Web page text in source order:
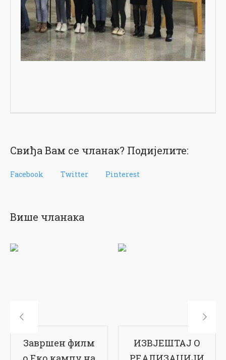
Свиђа Вам се чланак? Подијелите:
Facebook Twitter Pinterest
Више чланака
ИЗВЈЕШТАЈ О
17-ти рођендан